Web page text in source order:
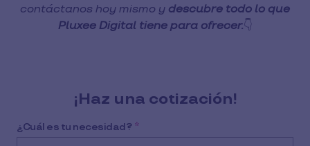
contáctanos hoy mismo y descubre todo lo que
Pluxee Digital tiene para ofrecer.👇
¡Haz una cotización!
¿Cuál es tu necesidad? *